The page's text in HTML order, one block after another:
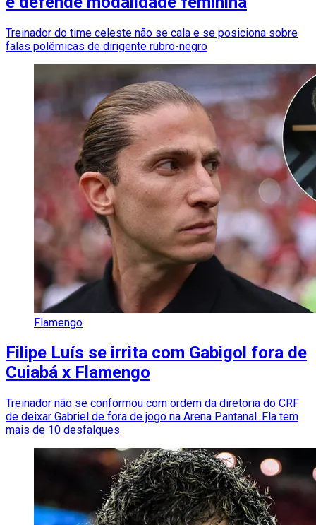
Treinador do time celeste não se cala e se posiciona sobre
falas polêmicas de dirigente rubro-negro
Flamengo
Filipe Luís se irrita com Gabigol fora de
Cuiabá x Flamengo
Treinador não se conformou com ordem da diretoria do CRF
de deixar Gabriel de fora de jogo na Arena Pantanal. Fla tem
mais de 10 desfalques